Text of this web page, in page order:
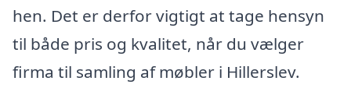
hen. Det er derfor vigtigt at tage hensyn
til både pris og kvalitet, når du vælger
firma til samling af møbler i Hillerslev.